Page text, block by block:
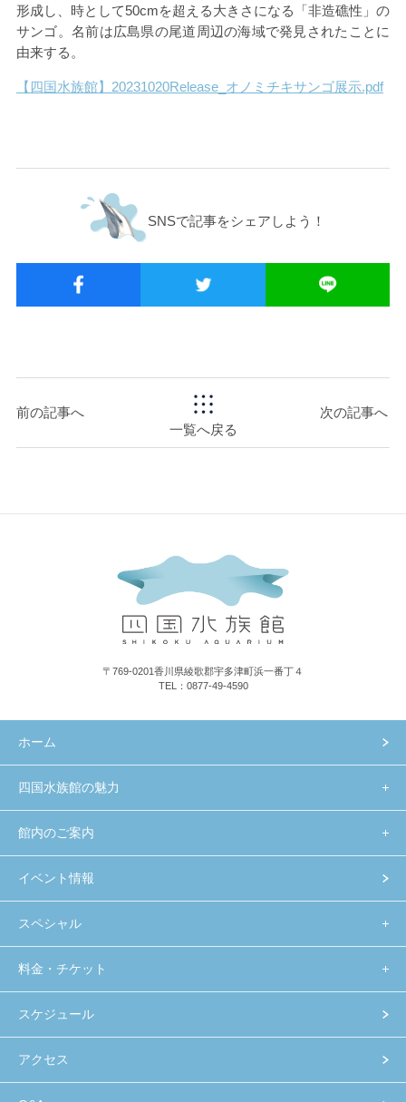
形成し、時として50cmを超える大きさになる「非造礁性」の
サンゴ。名前は広島県の尾道周辺の海域で発見されたことに
由来する。
【四国水族館】20231020Release_オノミチキサンゴ展示.pdf
SNSで記事をシェアしよう！
前の記事へ
一覧へ戻る
次の記事へ
〒769-0201香川県綾歌郡宇多津町浜一番丁４
TEL：0877-49-4590
ホーム
四国水族館の魅力
館内のご案内
イベント情報
スペシャル
料金・チケット
スケジュール
アクセス